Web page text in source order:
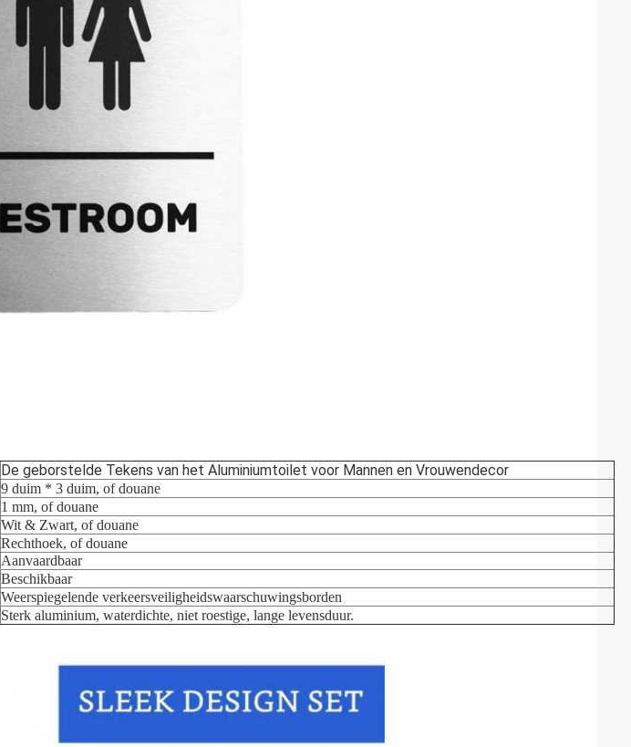
De geborstelde Tekens van het Aluminiumtoilet voor Mannen en Vrouwendecor
9 duim * 3 duim, of douane
1 mm, of douane
Wit & Zwart, of douane
Rechthoek, of douane
Aanvaardbaar
Beschikbaar
Weerspiegelende verkeersveiligheidswaarschuwingsborden
Sterk aluminium, waterdichte, niet roestige, lange levensduur.